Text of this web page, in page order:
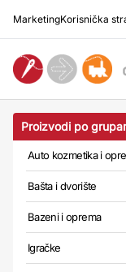
MarketingKorisnička
Proizvodi po
Auto kozmetika i
Bašta i dvorište
Bazeni i oprema
Igračke